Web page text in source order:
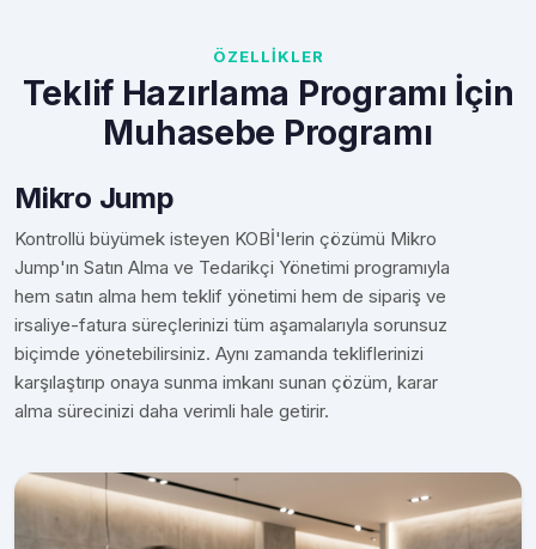
ÖZELLİKLER
Teklif Hazırlama Programı İçin
Muhasebe Programı
Mikro Jump
Kontrollü büyümek isteyen KOBİ'lerin çözümü Mikro
Jump'ın Satın Alma ve Tedarikçi Yönetimi programıyla
hem satın alma hem teklif yönetimi hem de sipariş ve
irsaliye-fatura süreçlerinizi tüm aşamalarıyla sorunsuz
biçimde yönetebilirsiniz. Aynı zamanda tekliflerinizi
karşılaştırıp onaya sunma imkanı sunan çözüm, karar
alma sürecinizi daha verimli hale getirir.